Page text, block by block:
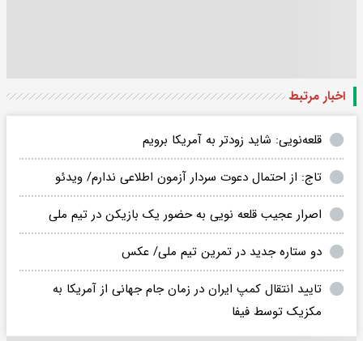
اخبار مرتبط
قلعه‌نویی: شاید زودتر به آمریکا برویم
تاج: از احتمال دعوت سردار آزمون اطلاعی ندارم/ ویدئو
اصرار عجیب قلعه نویی به حضور یک بازیکن در تیم ملی
دو ستاره جدید در تمرین تیم ملی/ عکس
تایید انتقال کمپ ایران در زمان جام جهانی از آمریکا به
مکزیک توسط فیفا